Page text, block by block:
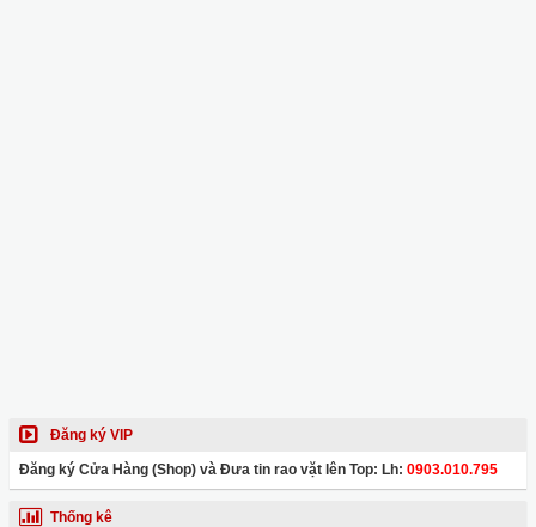
Đăng ký VIP
Đăng ký Cửa Hàng (Shop) và Đưa tin rao vặt lên Top: Lh: 0903.010.795
Thống kê